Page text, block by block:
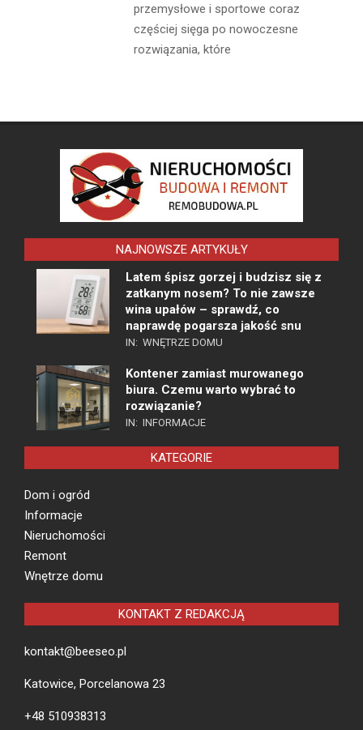
przemysłowe i sportowe coraz
częściej sięga po nowoczesne
rozwiązania, które
NAJNOWSZE ARTYKUŁY
Latem śpisz gorzej i budzisz się z
zatkanym nosem? To nie zawsze
wina upałów – sprawdź, co
naprawdę pogarsza jakość snu
IN: WNĘTRZE DOMU
Kontener zamiast murowanego
biura. Czemu warto wybrać to
rozwiązanie?
IN: INFORMACJE
KATEGORIE
Dom i ogród
Informacje
Nieruchomości
Remont
Wnętrze domu
KONTAKT Z REDAKCJĄ
kontakt@beeseo.pl
Katowice, Porcelanowa 23
+48 510938313